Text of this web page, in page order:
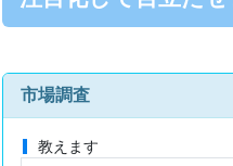
市場調査
教えます